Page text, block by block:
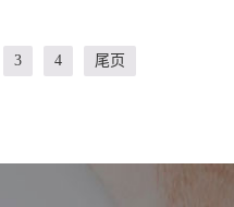
3 4 尾页